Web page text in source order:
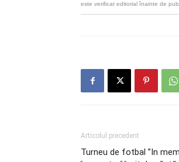
este verificat editorial înainte de
Articolul precedent
Turneu de fotbal ”In